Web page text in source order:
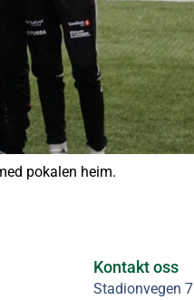
pokalen heim.
Kontakt oss
Stadionvegen 7